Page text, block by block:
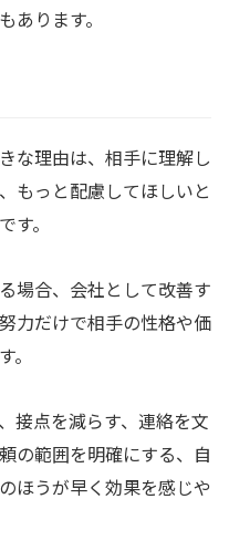
あります。
な理由は、相手に理解し
もっと配慮してほしいと
す。
場合、会社として改善す
力だけで相手の性格や価
接点を減らす、連絡を文
の範囲を明確にする、自
ほうが早く効果を感じや